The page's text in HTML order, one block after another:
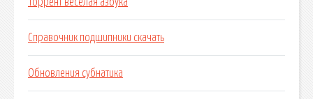
Торрент веселая азбука
Справочник подшипники скачать
Обновления субнатика